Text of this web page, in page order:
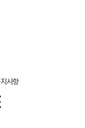
사항